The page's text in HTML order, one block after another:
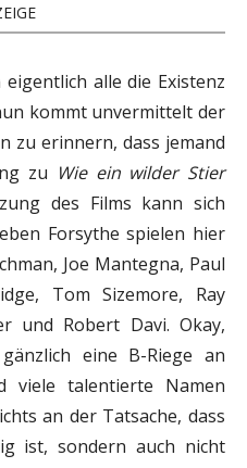
alle die Existenz
kommt unvermittelt der
zu erinnern, dass jemand
zu Wie ein wilder Stier
des Films kann sich
Forsythe spielen hier
Joe Mantegna, Paul
Tom Sizemore, Ray
und Robert Davi. Okay,
eine B-Riege an
viele talentierte Namen
an der Tatsache, dass
ist, sondern auch nicht